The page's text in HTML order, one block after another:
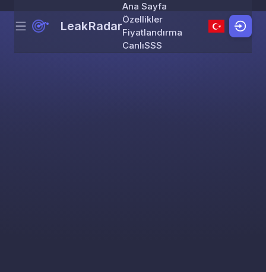
Skip to content
Menu LeakRadar
Ana Sayfa
Özellikler
Fiyatlandırma
CanlıSSS